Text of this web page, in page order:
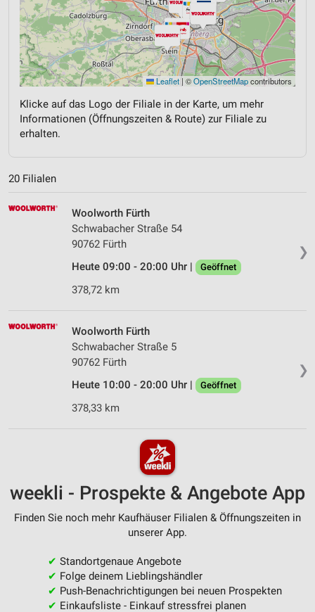
Leaflet | ©OpenStreetMapcontributors
Klicke auf das Logo der Filiale in der Karte, um mehr
Informationen (Öffnungszeiten & Route) zur Filiale zu
erhalten.
20 Filialen
❯
Woolworth Fürth
Schwabacher Straße 54
90762 Fürth
Heute 09:00 - 20:00 Uhr |
Geöffnet
378,72 km
❯
Woolworth Fürth
Schwabacher Straße 5
90762 Fürth
Heute 10:00 - 20:00 Uhr |
Geöffnet
378,33 km
weekli - Prospekte & Angebote App
Finden Sie noch mehr Kaufhäuser Filialen & Öffnungszeiten in
unserer App.
✔ Standortgenaue Angebote
✔ Folge deinem Lieblingshändler
✔ Push-Benachrichtigungen bei neuen Prospekten
✔ Einkaufsliste - Einkauf stressfrei planen